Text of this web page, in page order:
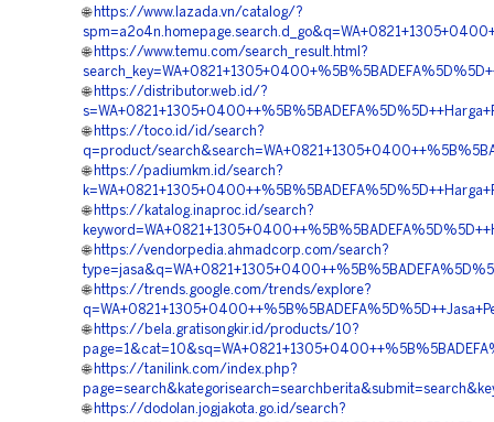
🌐 https://www.lazada.vn/catalog/?
🌐 https://www.temu.com/search_result.html?
🌐 https://distributor.web.id/?
🌐 https://toco.id/id/search?
q=product/
🌐 https://padiumkm.id/search?
🌐 https://katalog.inaproc.id/search?
🌐 https://vendorpedia.ahmadcorp.com/search?
🌐 https://trends.google.com/trends/explore?
🌐 https://bela.gratisongkir.id/products/10?
🌐 https://tanilink.com/index.php?
🌐 https://dodolan.jogjakota.go.id/search?